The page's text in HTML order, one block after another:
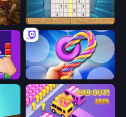
Hidden Object: Street Of Secrets Sudoku Online
Twisted Tangle